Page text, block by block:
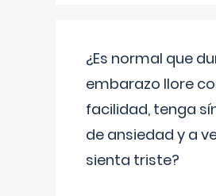
¿Es normal que
embarazo llore
facilidad, tenga
de ansiedad y a
sienta triste?